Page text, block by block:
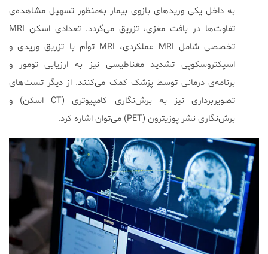
تفاوت‌ها در بافت مغزی، تزریق می‌گردد. تعدادی اسکن MRI
تخصصی شامل MRI عملکردی، MRI توأم با تزریق وریدی و
اسپکتروسکوپی تشدید مغناطیسی نیز به ارزیابی تومور و
برنامه‌ی درمانی توسط پزشک کمک می‌کنند. از دیگر تست‌های
تصویربرداری نیز به برش‌نگاری کامپیوتری (CT اسکن) و
برش‌نگاری نشر پوزیترون (PET) می‌توان اشاره کرد.